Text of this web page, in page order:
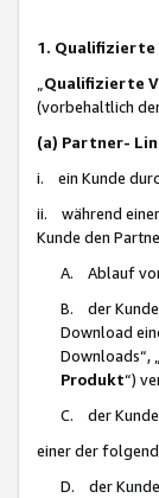
1. Qualifizierte
Qualifizierte
(vorbehaltlich
(a) Partner-
i. ein Kunde
ii. während einer
Kunde den
A. Ablauf
B. der Kunde
Download
Downloads“,
Produkt“)
C. der Kunde
einer der
D. der